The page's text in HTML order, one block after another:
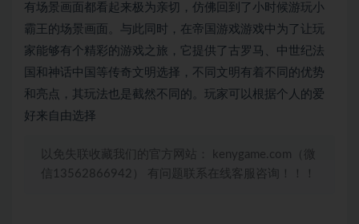
有场景画面都看起来极为亲切，仿佛回到了小时候游玩小
霸王的场景画面。与此同时，在帝国游戏游戏中为了让玩
家能够有个精彩的游戏之旅，它提供了古罗马、中世纪法
国和神话中国等传奇文明选择，不同文明有着不同的优势
和亮点，其玩法也是截然不同的。玩家可以根据个人的爱
好来自由选择
以免失联收藏我们的官方网站： kenygame.com（微
信13562866942） 有问题联系在线客服咨询！！！